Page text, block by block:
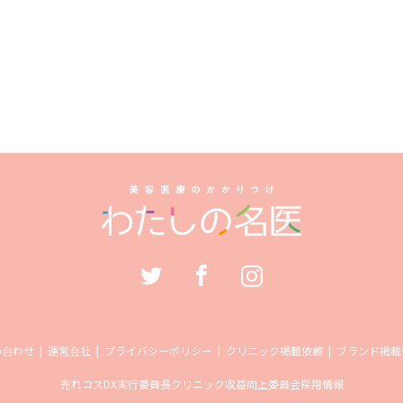
わせ 運営会社 プライバシーポリシー クリニック掲載依頼 ブランド掲
売れコスDX実行委員長クリニック収益向上委員会採用情報